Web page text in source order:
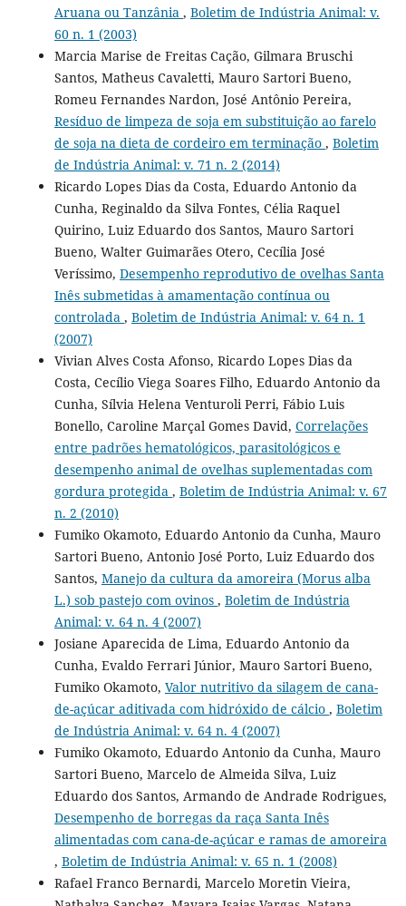
Aruana ou Tanzânia , Boletim de Indústria Animal: v.
60 n. 1 (2003)
Marcia Marise de Freitas Cação, Gilmara Bruschi
Santos, Matheus Cavaletti, Mauro Sartori Bueno,
Romeu Fernandes Nardon, José Antônio Pereira,
Resíduo de limpeza de soja em substituição ao farelo
de soja na dieta de cordeiro em terminação , Boletim
de Indústria Animal: v. 71 n. 2 (2014)
Ricardo Lopes Dias da Costa, Eduardo Antonio da
Cunha, Reginaldo da Silva Fontes, Célia Raquel
Quirino, Luiz Eduardo dos Santos, Mauro Sartori
Bueno, Walter Guimarães Otero, Cecília José
Veríssimo, Desempenho reprodutivo de ovelhas Santa
Inês submetidas à amamentação contínua ou
controlada , Boletim de Indústria Animal: v. 64 n. 1
(2007)
Vivian Alves Costa Afonso, Ricardo Lopes Dias da
Costa, Cecílio Viega Soares Filho, Eduardo Antonio da
Cunha, Sílvia Helena Venturoli Perri, Fábio Luis
Bonello, Caroline Marçal Gomes David, Correlações
entre padrões hematológicos, parasitológicos e
desempenho animal de ovelhas suplementadas com
gordura protegida , Boletim de Indústria Animal: v. 67
n. 2 (2010)
Fumiko Okamoto, Eduardo Antonio da Cunha, Mauro
Sartori Bueno, Antonio José Porto, Luiz Eduardo dos
Santos, Manejo da cultura da amoreira (Morus alba
L.) sob pastejo com ovinos , Boletim de Indústria
Animal: v. 64 n. 4 (2007)
Josiane Aparecida de Lima, Eduardo Antonio da
Cunha, Evaldo Ferrari Júnior, Mauro Sartori Bueno,
Fumiko Okamoto, Valor nutritivo da silagem de cana-
de-açúcar aditivada com hidróxido de cálcio , Boletim
de Indústria Animal: v. 64 n. 4 (2007)
Fumiko Okamoto, Eduardo Antonio da Cunha, Mauro
Sartori Bueno, Marcelo de Almeida Silva, Luiz
Eduardo dos Santos, Armando de Andrade Rodrigues,
Desempenho de borregas da raça Santa Inês
alimentadas com cana-de-açúcar e ramas de amoreira
, Boletim de Indústria Animal: v. 65 n. 1 (2008)
Rafael Franco Bernardi, Marcelo Moretin Vieira,